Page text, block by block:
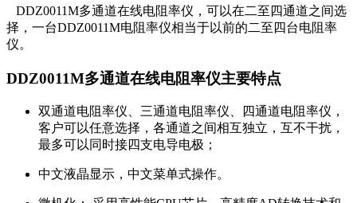
DDZ0011M多通道在线电阻率仪，可以在二至四通道之间选
择，一台DDZ0011M电阻率仪相当于以前的二至四台电阻率
仪。
DDZ0011M多通道在线电阻率仪主要特点
双通道电阻率仪、三通道电阻率仪、四通道电阻率仪，
客户可以任意选择，各通道之间相互独立，互不干扰，
最多可以同时接四支电导电极；
中文液晶显示，中文菜单式操作。